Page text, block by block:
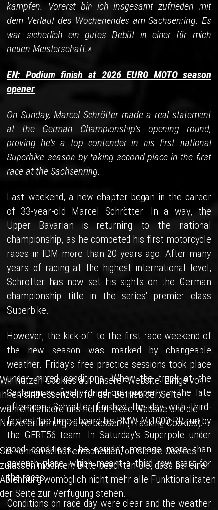
kämpfen. Vorerst bin ich insgesamt zufrieden mit
dem Verlauf des Wochenendes am Sachsenring. Es
war sicherlich ein gutes Debüt in einer für mich
neuen Meisterschaft.»
EN: Podium finish at 2026 EURO MOTO season
opener
On Sunday, Marcel Schrötter made a real statement
at the German Championship’s opening round,
proving he's a top contender in his first national
Superbike season by taking second place in the first
race at the Sachsenring.
Last weekend, a new chapter began in the career
of 33-year-old Marcel Schrötter. In a way, the
Upper Bavarian is returning to the national
championship, as he competed his first motorcycle
races in IDM more than 20 years ago. After many
years of racing at the highest international level,
Schrötter has now set his sights on the German
championship title in the series’ premier class
Superbike.
However, the kick-off to the first race weekend of
the new season was marked by changeable
weather. Friday's free practice sessions took place
under mixed conditions. When the track at the
Sachsenring finally dried out properly in the late
afternoon, Schrötter finished the day with third-
fastest lap time aboard his BMW M 1000 RR run by
the GERT56 team. In Saturday's Superpole under
good conditions, he couldn't manage more than
seventh place, which meant a third row start for
the races.
Conditions on race day were clear and the weather
Wir nutzen Cookies auf unserer Website. Einige von
ihnen sind essenziell für den Betrieb der Seite,
während andere uns helfen, diese Website und die
Nutzererfahrung zu verbessern (Tracking Cookies).
Sie können selbst entscheiden, ob Sie die Cookies
zulassen möchten. Bitte beachten Sie, dass bei einer
Ablehnung womöglich nicht mehr alle Funktionalitäten
der Seite zur Verfügung stehen.